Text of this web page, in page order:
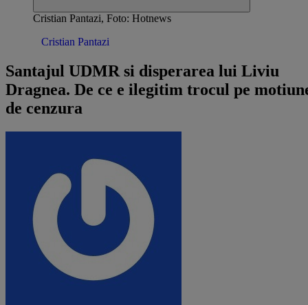
Cristian Pantazi, Foto: Hotnews
Cristian Pantazi
Santajul UDMR si disperarea lui Liviu
Dragnea. De ce e ilegitim trocul pe
de cenzura